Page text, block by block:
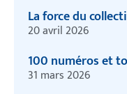
La force du
20 avril 2026
100 numéros et
31 mars 2026